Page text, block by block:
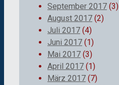
September 2017 (3)
August 2017 (2)
Juli 2017 (4)
Juni 2017 (1)
Mai 2017 (3)
April 2017 (1)
März 2017 (7)